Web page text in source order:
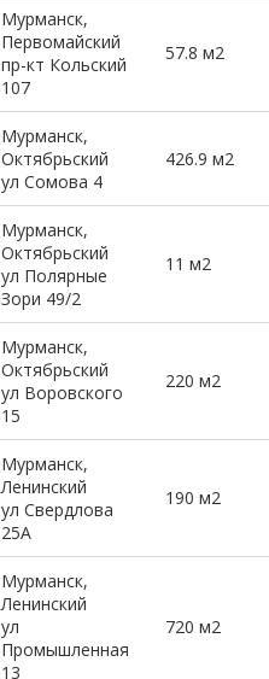
Мурманск,
Первомайский
пр-кт Кольский
107
57.8 м2
Мурманск,
Октябрьский
ул Сомова 4
426.9 м2
Мурманск,
Октябрьский
ул Полярные
Зори 49/2
11 м2
Мурманск,
Октябрьский
ул Воровского
15
220 м2
Мурманск,
Ленинский
ул Свердлова
25А
190 м2
Мурманск,
Ленинский
ул
Промышленная
13
720 м2